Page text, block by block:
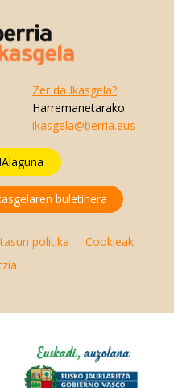
Zer da Ikasgela?
Harremanetarako:
ikasgela@berria.eus
buletinera
politika
Cookieak